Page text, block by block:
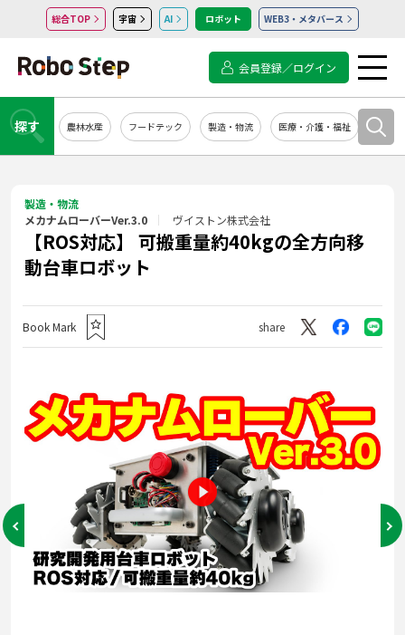
総合TOP 宇宙 AI ロボット WEB3・メタバース
会員登録／ログイン
探す 農林水産 フードテック 製造・物流 医療・介護・福祉 シス
製造・物流
メカナムローバーVer.3.0
ヴイストン株式会社
【ROS対応】 可搬重量約40kgの全方向移
動台車ロボット
Book Mark share